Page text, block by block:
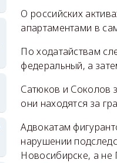
О российских
апартаментами в
По ходатайствам
федеральный, а
Сатюков и Соколов
они находятся за
Адвокатам
нарушении
Новосибирске, а не